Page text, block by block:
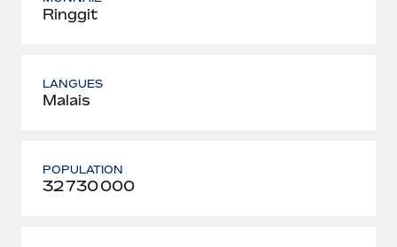
Ringgit
LANGUES
Malais
POPULATION
32 730 000